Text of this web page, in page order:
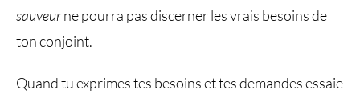
sauveurne pourra pas discerner les vrais besoins de
ton conjoint.
Quand tu exprimes tes besoins et tes demandes essaie